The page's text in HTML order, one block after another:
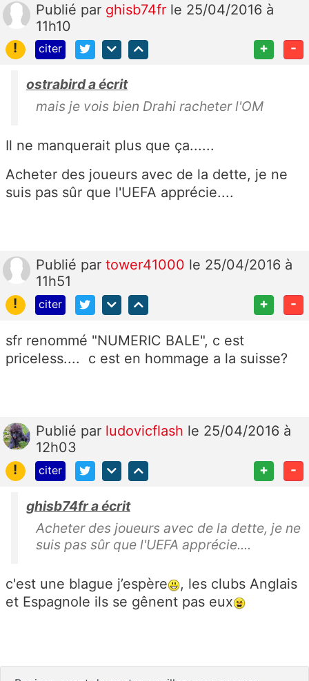
Publié par ghisb74fr le 25/04/2016 à
11h10
!
citer + -
ostrabird a écrit
mais je vois bien Drahi racheter l'OM
Il ne manquerait plus que ça......
Acheter des joueurs avec de la dette, je ne
suis pas sûr que l'UEFA apprécie....
Publié par tower41000 le 25/04/2016 à
11h51
!
citer + -
sfr renommé "NUMERIC BALE", c est
priceless.... c est en hommage a la suisse?
Publié par ludovicflash le 25/04/2016 à
12h03
!
citer + -
ghisb74fr a écrit
Acheter des joueurs avec de la dette, je ne
suis pas sûr que l'UEFA apprécie....
c'est une blague j’espère
, les clubs Anglais
et Espagnole ils se gênent pas eux